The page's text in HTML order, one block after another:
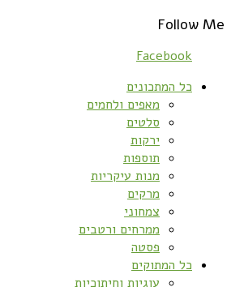
Follow Me
Facebook
כל המתכונים
מאפים ולחמים
סלטים
ירקות
תוספות
מנות עיקריות
מרקים
צמחוני
ממרחים ורטבים
פסטה
כל המתוקים
עוגיות וחיתוכיות